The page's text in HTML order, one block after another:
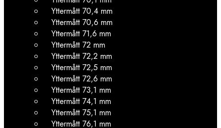
Yttermått 70,4 mm
Yttermått 70,6 mm
Yttermått 71,6 mm
Yttermått 72 mm
Yttermått 72,2 mm
Yttermått 72,5 mm
Yttermått 72,6 mm
Yttermått 73,1 mm
Yttermått 74,1 mm
Yttermått 75,1 mm
Yttermått 76,1 mm